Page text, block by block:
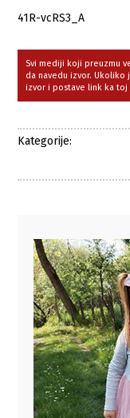
41R-vcRS3_A
Svi mediji koji preuzmu
da navedu izvor. Ukoliko
izvor i postave link ka toj
Kategorije: